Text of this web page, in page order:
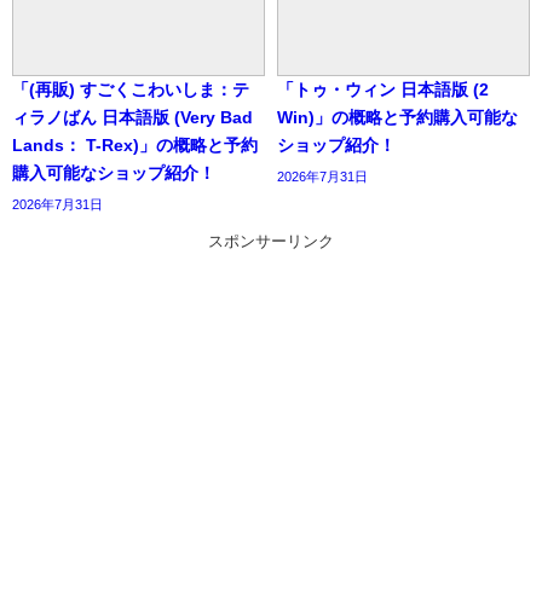
「(再販) すごくこわいしま：テ
ィラノばん 日本語版 (Very Bad
Lands： T-Rex)」の概略と予約
購入可能なショップ紹介！
2026年7月31日
「トゥ・ウィン 日本語版 (2
Win)」の概略と予約購入可能な
ショップ紹介！
2026年7月31日
スポンサーリンク